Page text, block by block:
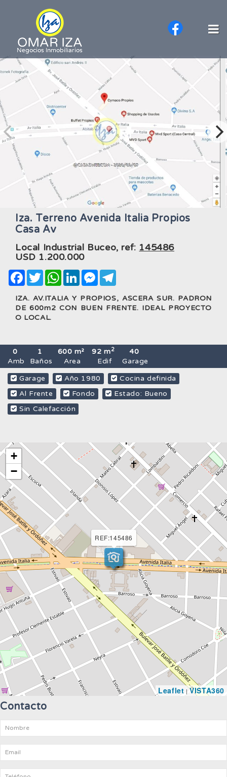
Iza. Terreno Avenida Italia Propios
Casa Av
Local Industrial Buceo, ref: 145486
USD 1.200.000
Facebook
TwitterWhatsApp
LinkedInMessenger
IZA. AV.ITALIA Y PROPIOS, ASCERA SUR. PADRON
DE 600m2 CON BUEN FRENTE. IDEAL PROYECTO
O LOCAL.
0
Amb
1
Baños
600 m²
Area
92 m2
Edif
40
Garage
Garage
Año 1980
Cocina definida
Al Frente
Fondo
Estado: Bueno
Sin Calefacción
REF:145486
+
−
Leaflet |VISTA360
Contacto